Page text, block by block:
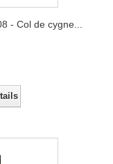
- Col de cygne...